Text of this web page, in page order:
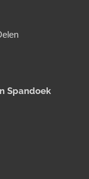
Spandoek